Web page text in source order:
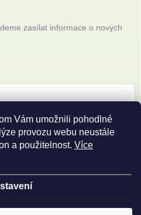
Vám umožnili pohodlné
provozu webu neustále
a použitelnost. Více
zasílat informace o nových
podmínkami ochrany osobních údajů